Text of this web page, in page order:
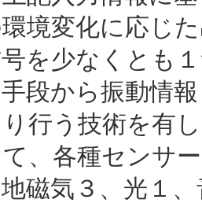
境変化に応じ
を少なくとも
段から振動情
行う技術を有
、各種センサ
磁気３、光１